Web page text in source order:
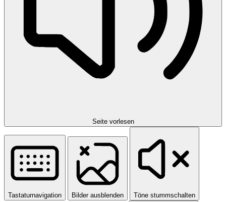
Seite vorlesen
Tastaturnavigation Bilder ausblenden Töne stummschalten